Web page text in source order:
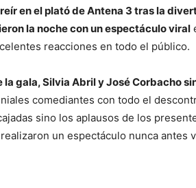
en el plató de Antena 3 tras la
la noche con un espectáculo viral
reacciones en todo el público.
gala, Silvia Abril y José Corbacho
comediantes con todo el
sino los aplausos de los
un espectáculo nunca antes